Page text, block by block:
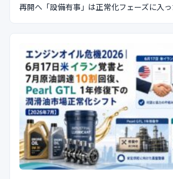
再開へ「設備有事」は正常化フェーズに入